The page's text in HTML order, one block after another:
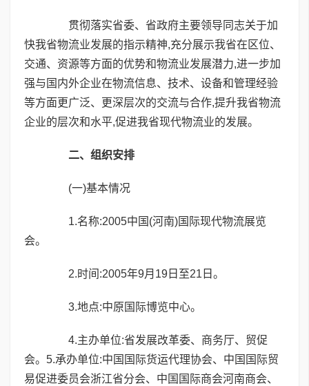
贯彻落实省委、省政府主要领导同志关于加
快我省物流业发展的指示精神,充分展示我省在区位、
交通、资源等方面的优势和物流业发展潜力,进一步加
强与国内外企业在物流信息、技术、设备和管理经验
等方面更广泛、更深层次的交流与合作,提升我省物流
企业的层次和水平,促进我省现代物流业的发展。
二、组织安排
(一)基本情况
1.名称:2005中国(河南)国际现代物流展览
会。
2.时间:2005年9月19日至21日。
3.地点:中原国际博览中心。
4.主办单位:省发展改革委、商务厅、贸促
会。5.承办单位:中国国际货运代理协会、中国国际贸
易促进委员会浙江省分会、中国国际商会河南商会、